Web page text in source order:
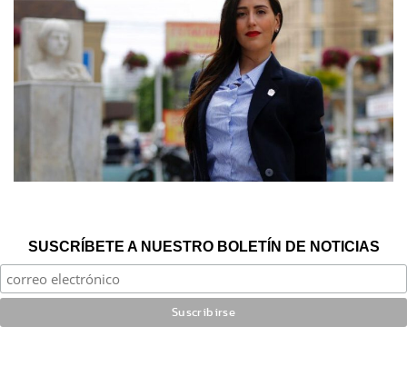
SUSCRÍBETE A NUESTRO BOLETÍN DE NOTICIAS